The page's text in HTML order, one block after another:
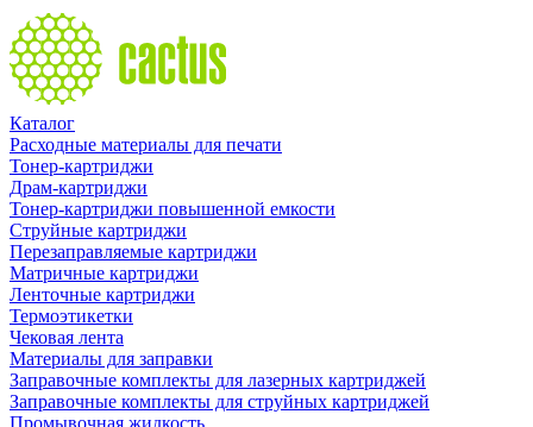
Каталог
Расходные материалы для печати
Тонер-картриджи
Драм-картриджи
Тонер-картриджи повышенной емкости
Струйные картриджи
Перезаправляемые картриджи
Матричные картриджи
Ленточные картриджи
Термоэтикетки
Чековая лента
Материалы для заправки
Заправочные комплекты для лазерных картриджей
Заправочные комплекты для струйных картриджей
Промывочная жидкость